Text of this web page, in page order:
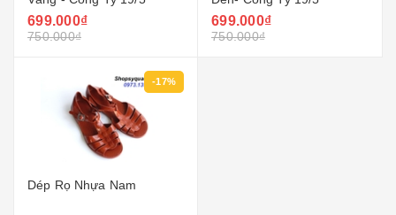
699.000₫
750.000₫
699.000₫
750.000₫
-17%
Dép Rọ Nhựa Nam